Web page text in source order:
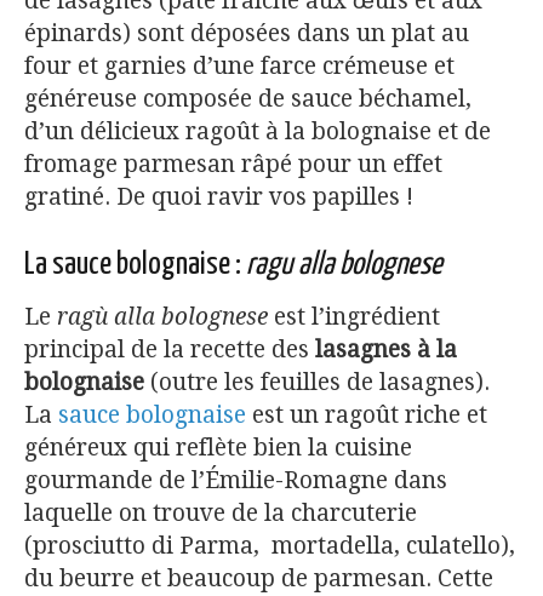
épinards) sont déposées dans un plat au
four et garnies d’une farce crémeuse et
généreuse composée de sauce béchamel,
d’un délicieux ragoût à la bolognaise et de
fromage parmesan râpé pour un effet
gratiné. De quoi ravir vos papilles !
La sauce bolognaise : ragu alla bolognese
Le ragù alla bolognese est l’ingrédient
principal de la recette des lasagnes à la
bolognaise (outre les feuilles de lasagnes).
La sauce bolognaise est un ragoût riche et
généreux qui reflète bien la cuisine
gourmande de l’Émilie-Romagne dans
laquelle on trouve de la charcuterie
(prosciutto di Parma, mortadella, culatello),
du beurre et beaucoup de parmesan. Cette